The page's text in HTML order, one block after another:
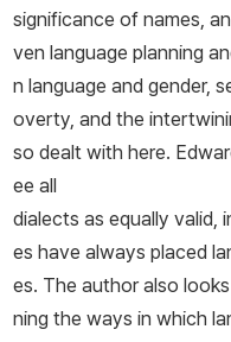
significance of names,
ven language planning
n language and gender,
overty, and the
so dealt with here.
ee all
dialects as equally valid,
es have always placed
es. The author also
ning the ways in which